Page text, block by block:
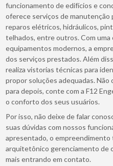
funcionamento de edifícios e
oferece serviços de
reparos elétricos, hidráulicos,
telhados, entre outros. Com
equipamentos modernos, a
dos serviços prestados. Além
realiza vistorias técnicas para
propor soluções adequadas. Não
para depois, conte com a F12
o conforto dos seus usuários.
Por isso, não deixe de falar
suas dúvidas com nossos
apresentado, o
arquitetônico gerenciamento de
mais entrando em contato.